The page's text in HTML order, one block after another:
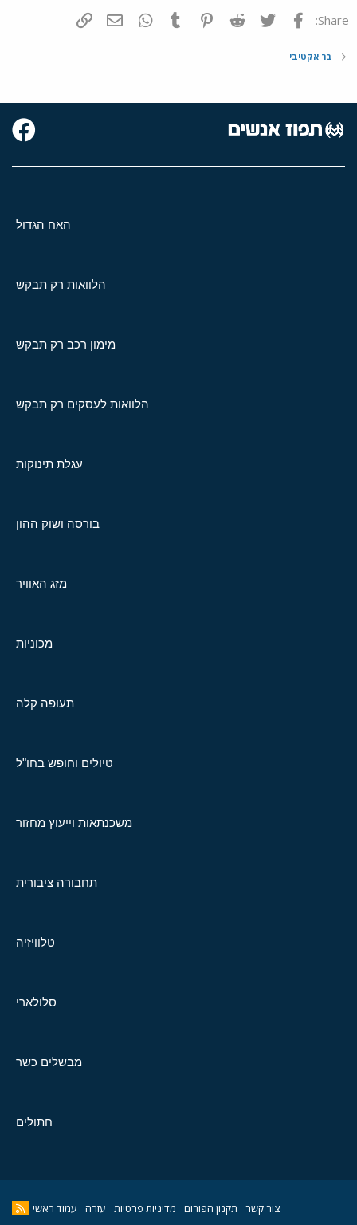
Share: פייסבוק Twitter
Reddit
Pinterest
Tumblr
WhatsAppדואר אלקטרוני
בר אקטיבי
האח הגדול
הלוואות רק תבקש
מימון רכב רק תבקש
הלוואות לעסקים רק תבקש
עגלת תינוקות
בורסה ושוק ההון
מזג האוויר
מכוניות
תעופה קלה
טיולים וחופש בחו"ל
משכנתאות וייעוץ מחזור
תחבורה ציבורית
טלוויזיה
סלולארי
מבשלים כשר
חתולים
צור קשר תקנון הפורום מדיניות פרטיות עזרה עמוד ראשי